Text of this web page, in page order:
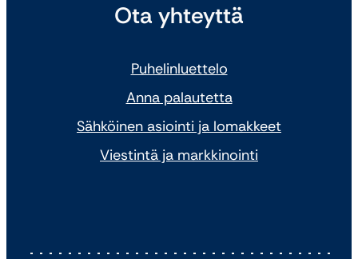
Ota yhteyttä
Puhelinluettelo
Anna palautetta
Sähköinen asiointi ja lomakkeet
Viestintä ja markkinointi